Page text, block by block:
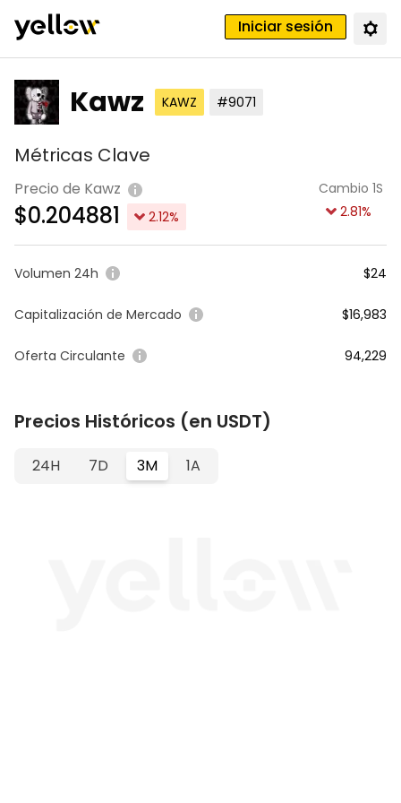
Iniciar sesión
Kawz KAWZ #9071
Métricas Clave
Precio de Kawz
$0.204881 2.12%
Cambio 1S
2.81%
Volumen 24h $24
Capitalización de Mercado $16,983
Oferta Circulante 94,229
Precios Históricos (en USDT)
24H 7D 3M 1A